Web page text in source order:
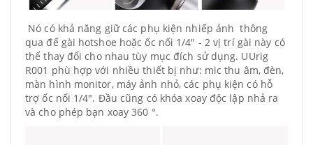
Nó có khả năng giữ các phụ kiện nhiếp ảnh thông
qua đế gài hotshoe hoặc ốc nối 1/4" - 2 vị trí gài này có
thể thay đổi cho nhau tùy mục đích sử dụng. UUrig
R001 phù hợp với nhiều thiết bị như: mic thu âm, đèn,
màn hình monitor, máy ảnh nhỏ, các phụ kiện có hỗ
trợ ốc nối 1/4". Đầu cũng có khóa xoay độc lập nhả ra
và cho phép bạn xoay 360 °.